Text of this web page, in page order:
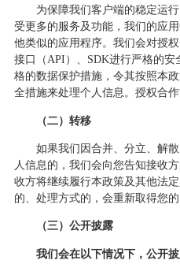
为保障我们客户端的稳定运
受更多的服务及功能，我们的应
他类似的应用程序。我们会对授
接口（API）、SDK进行严格的
格的数据保护措施，令其按照本
全措施来处理个人信息。授权合
（二）转移
如果我们因合并、分立、解
人信息的，我们会向您告知接收
收方将继续履行本政策及其他法
的、处理方式的，会重新取得您的
（三）公开披露
我们会在以下情况下，公开